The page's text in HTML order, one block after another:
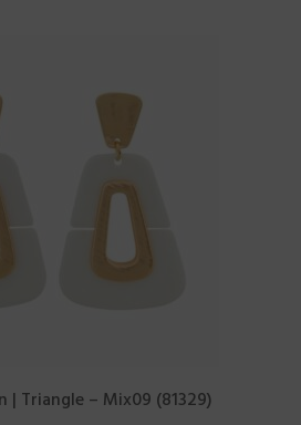
| Triangle – Mix09 (81329)